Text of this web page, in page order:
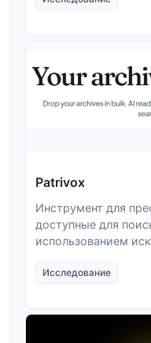
Patrivox
Инструмент для
доступные для
использованием
Исследование